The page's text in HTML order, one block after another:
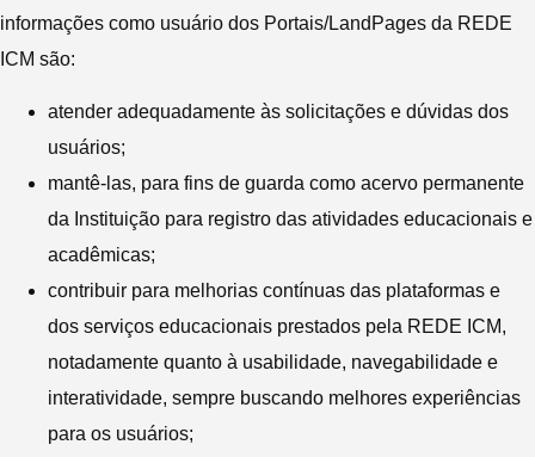
informações como usuário dos Portais/LandPages da REDE
ICM são:
atender adequadamente às solicitações e dúvidas dos
usuários;
mantê-las, para fins de guarda como acervo permanente
da Instituição para registro das atividades educacionais e
acadêmicas;
contribuir para melhorias contínuas das plataformas e
dos serviços educacionais prestados pela REDE ICM,
notadamente quanto à usabilidade, navegabilidade e
interatividade, sempre buscando melhores experiências
para os usuários;